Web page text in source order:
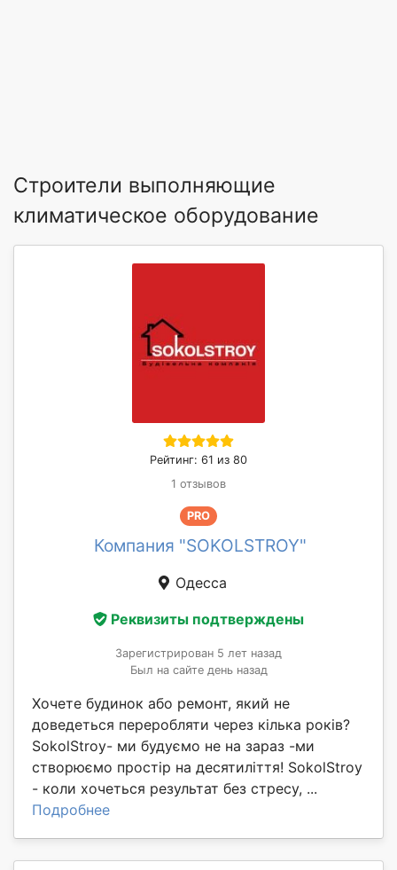
Строители выполняющие
климатическое оборудование
Рейтинг: 61 из 80
1 отзывов
PRO
Компания "SOKOLSTROY"
Одесса
Реквизиты подтверждены
Зарегистрирован 5 лет назад
Был на сайте день назад
Хочете будинок або ремонт, який не
доведеться переробляти через кілька років?
SokolStroy- ми будуємо не на зараз -ми
створюємо простір на десятиліття! SokolStroy
- коли хочеться результат без стресу, ...
Подробнее